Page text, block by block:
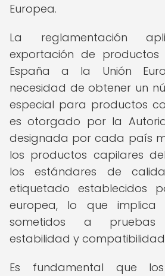
Europea.
La reglamentación
exportación de productos
España a la Unión
necesidad de obtener un
especial para productos
es otorgado por la
designada por cada país
los productos capilares
los estándares de
etiquetado establecidos
europea, lo que implica
sometidos a
estabilidad y
Es fundamental que